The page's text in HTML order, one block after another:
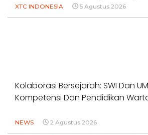
XTC INDONESIA 5 Agustus 2026
Kolaborasi Bersejarah: SWI Dan
Kompetensi Dan Pendidikan
NEWS 2 Agustus 2026